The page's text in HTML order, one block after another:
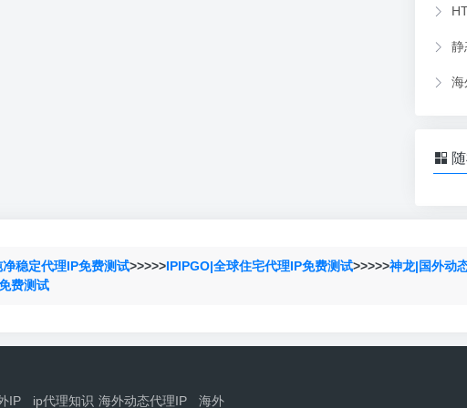
静
海
稳定代理IP免费测试>>>>>IPIPGO|全球住宅代理IP免费测试>>>>>神龙|国外动
费测试
IP ip代理知识 海外动态代理IP 海外